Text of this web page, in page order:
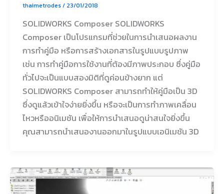
thaimetrodes/ 23/01/2018
SOLIDWORKS Composer SOLIDWORKS
Composer เป็นโปรแกรมที่ช่วยในการนำเสนอผลงาน
การทำคู่มือ หรือการสร้างเอกสารในรูปแบบรูปภาพ
เช่น การทำคู่มือการใช้งานที่ต้องมีภาพประกอบ ซึ่งคู่มือ
ทั่วไปจะเป็นแบบสองมิติที่ดูค่อนข้างยาก แต่
SOLIDWORKS Composer สามารถทำให้คู่มือเป็น 3D
ซึ่งดูแล้วเข้าใจง่ายยิ่งขึ้น หรือจะเป็นการทำภาพเคลื่อน
ไหวหรืออนิเมชัน เพื่อให้การนำเสนอดูน่าสนใจยิ่งขึ้น
คุณสามารถนำเสนองานออกมาในรูปแบบเอนิเมชัน 3D